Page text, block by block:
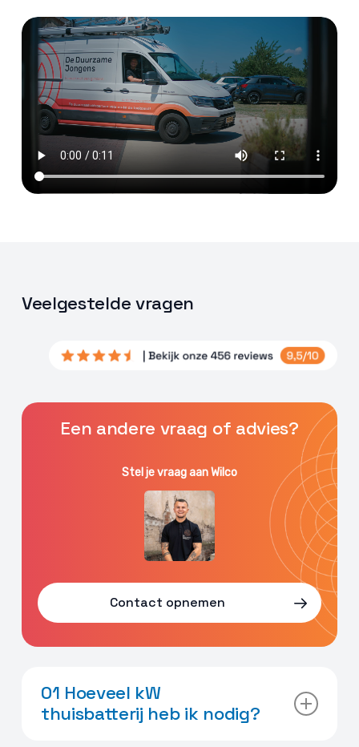
Veelgestelde vragen
01 Hoeveel kW
thuisbatterij heb ik nodig?
Een andere vraag of advies?
Stel je vraag aan Wilco
Contact opnemen